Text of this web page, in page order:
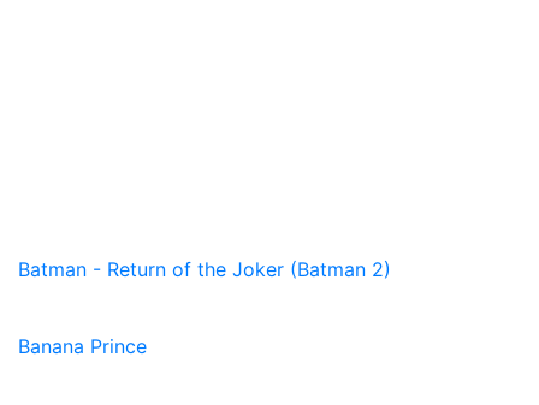
Batman - Return of the Joker (Batman 2)
Banana Prince